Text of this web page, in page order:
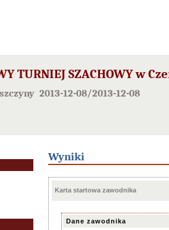
TURNIEJ SZACHOWY w
2013-12-08/2013-12-08
Wyniki
Karta startowa zawodnika
Dane zawodnika